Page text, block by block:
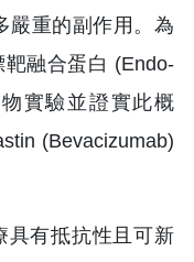
嚴重的副作用。為
融合蛋白 (Endo-
實驗並證實此概
(Bevacizumab)
具有抵抗性且可新